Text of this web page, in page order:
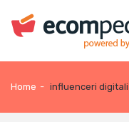
Home - influenceri digitali